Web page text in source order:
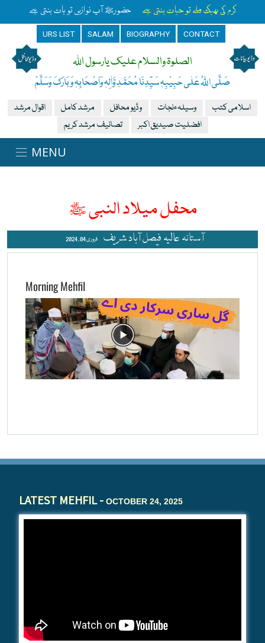
کرم کی بھیک ملے تو حیات بنتی ہے حضورﷺ آپ نوازیں تو بات بنتی ہے
URS LIST SALAM BIOGRAPHY CONTACT
الصلوۃ والسلام علیک یارسول اللہ
صَلَّی اللہُ عَلٰی حَبِیْبِہٖ سَیِّدِنَا مُحَمَّدِ وَّاٰلِہٖ وَاَصْحَابِہٖ وَبَارَکَ وَسَلَّمْ
اقوال مرشد مرشد کامل وڈیو محافل وسیلہءنجات
اسلامی کتب
تصانیف مرشد کریم
افضلیت صیدیق اکبر
محفل میلاد النبی ﷺ
فروری 04 , 2024 آستانہ عالیہ فیصل آباد شریف
Morning Mehfil
LATEST MEHFIL - OCTOBER 24, 2025